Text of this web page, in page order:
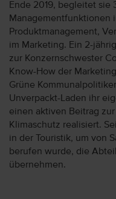
Ende 2019, begleitet
Managementfunktionen
Produktmanagement,
im Marketing. Ein 2-
zur Konzernschwester
Know-How der
Grüne
Unverpackt-Laden ihr
einen aktiven Beitrag
Klimaschutz realisiert.
in der Touristik, um von
berufen wurde, die
übernehmen.